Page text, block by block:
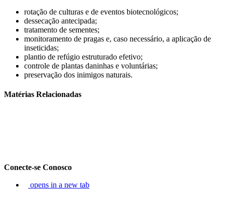
rotação de culturas e de eventos biotecnológicos;
dessecação antecipada;
tratamento de sementes;
monitoramento de pragas e, caso necessário, a aplicação de
inseticidas;
plantio de refúgio estruturado efetivo;
controle de plantas daninhas e voluntárias;
preservação dos inimigos naturais.
Matérias Relacionadas
Conecte-se Conosco
opens in a new tab